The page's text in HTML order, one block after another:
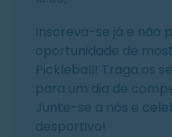
Inscreva-se já e não
oportunidade de
Pickleball! Traga os
para um dia de
Junte-se a nós e
desportivo!